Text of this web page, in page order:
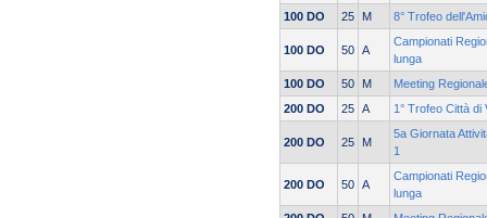
100 DO
25 M 8° Trofeo
100 DO 50 A
Campionati
lunga
100 DO
50 M
Meeting
200 DO
25 A 1° Trofeo Città di
200 DO 25 M
5a Giornata
1
200 DO 50 A
Campionati
lunga